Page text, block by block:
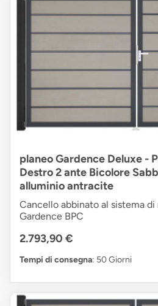
planeo Gardence Deluxe -
Destro 2 ante Bicolore
alluminio antracite
Cancello abbinato al sistema
Gardence BPC
2.793,90 €
Tempi di consegna: 50 Giorni